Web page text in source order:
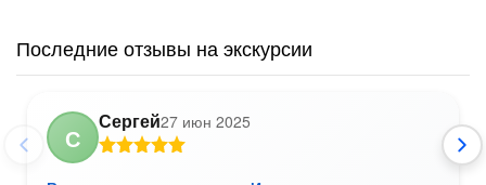
Последние отзывы на экскурсии
С
Сергей27 июн 2025